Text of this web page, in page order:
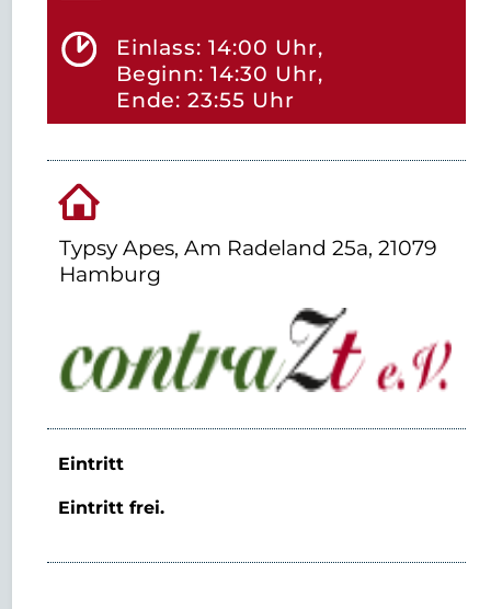
Einlass: 14:00 Uhr,
Beginn: 14:30 Uhr,
Ende: 23:55 Uhr
Typsy Apes, Am Radeland 25a, 21079
Hamburg
Eintritt
Eintritt frei.